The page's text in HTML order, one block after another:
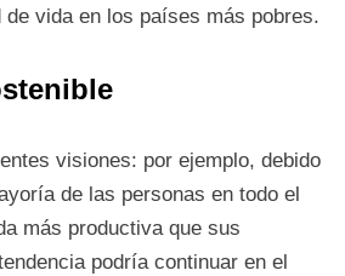
de vida en los países más pobres.
visiones: por ejemplo, debido
de las personas en todo el
más productiva que sus
podría continuar en el